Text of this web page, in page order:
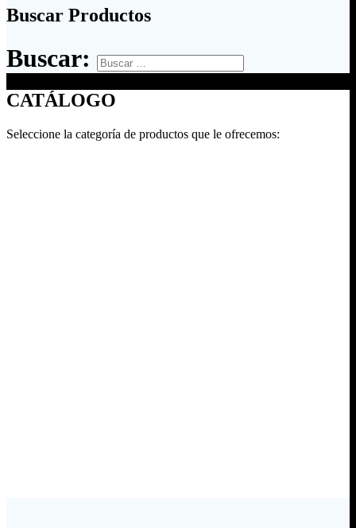
Buscar Productos
Buscar:
CATÁLOGO
Seleccione la categoría de productos que le ofrecemos: